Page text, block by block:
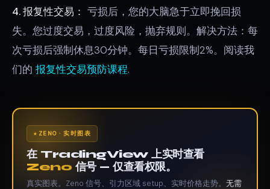
4. 报复性交易： 亏损后，您的大脑急于立即挽回损
失。您过度交易，过度风险，抛弃规则。解决方法：每
次亏损后强制休息30分钟。每日亏损限制2%。阅读我
们的 报复性交易预防课程.
ZENO · 实时图表
在 TradingView 上实时查看
Zeno 信号 — 仅查看权限。
真实图表。Zeno 信号、引力区域 setup、实时价格走势。 无需